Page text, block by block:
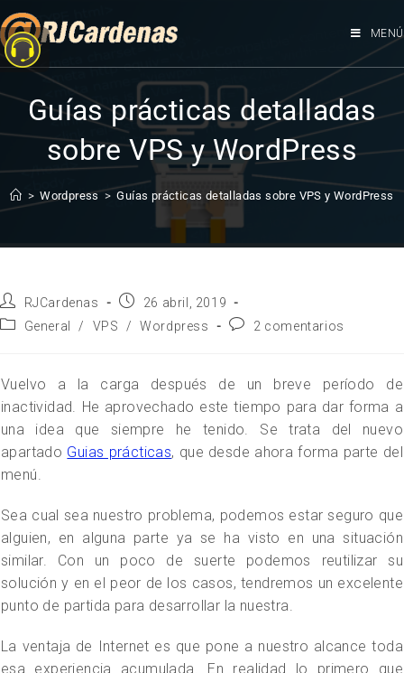
MENÚ
Guías prácticas detalladas
sobre VPS y WordPress
> Wordpress > Guías prácticas detalladas sobre VPS y WordPress
RJCardenas
26 abril, 2019
General
/ VPS / Wordpress 2 comentarios
Vuelvo a la carga después de un breve período de
inactividad. He aprovechado este tiempo para dar forma a
una idea que siempre he tenido. Se trata del nuevo
apartado Guias prácticas, que desde ahora forma parte del
menú.
Sea cual sea nuestro problema, podemos estar seguro que
alguien, en alguna parte ya se ha visto en una situación
similar. Con un poco de suerte podemos reutilizar su
solución y en el peor de los casos, tendremos un excelente
punto de partida para desarrollar la nuestra.
La ventaja de Internet es que pone a nuestro alcance toda
esa experiencia acumulada. En realidad lo primero que